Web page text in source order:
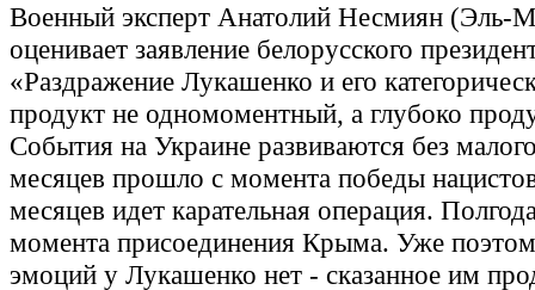
Военный эксперт Анатолий Несмиян (Эль-
оценивает заявление белорусского
«Раздражение Лукашенко и его
продукт не одномоментный, а глубоко
События на Украине развиваются без
месяцев прошло с момента победы
месяцев идет карательная операция.
момента присоединения Крыма. Уже
эмоций у Лукашенко нет - сказанное им